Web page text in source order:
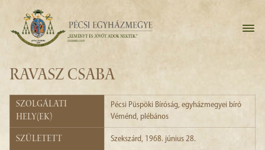
RAVASZ CSABA
Szolgálati
hely(ek)
Pécsi Püspöki Bíróság, egyházmegyei bíró
Véménd, plébános
Született Szekszárd, 1968. június 28.